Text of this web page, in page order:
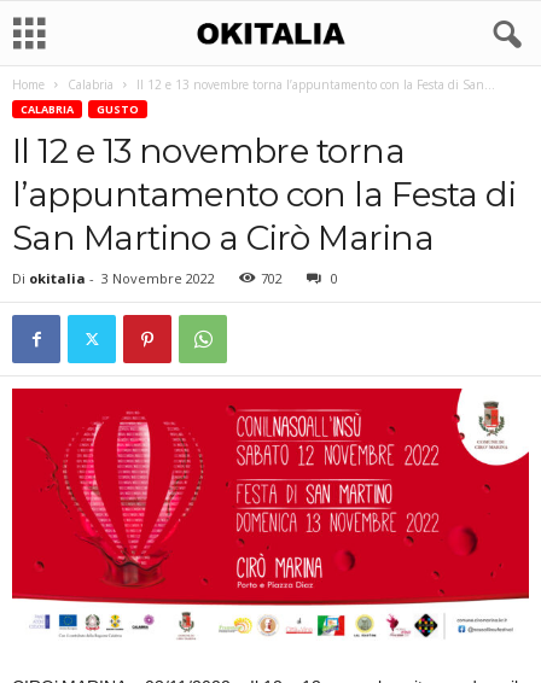
Home Calabria Il 12 e 13 novembre torna l’appuntamento con la Festa di San...
CALABRIA GUSTO
Il 12 e 13 novembre torna
l’appuntamento con la Festa di
San Martino a Cirò Marina
Di okitalia - 3 Novembre 2022 702 0